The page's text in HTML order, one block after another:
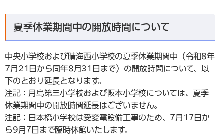
夏季休業期間中の開放時間について
中央小学校および晴海西小学校の夏季休業期間中（令和8年
7月21日から同年8月31日まで）の開放時間について、以
下のとおり延長となります。
注記：月島第三小学校および阪本小学校については、夏季
休業期間中の開放時間延長はございません。
注記：日本橋小学校は受変電設備工事のため、7月17日か
ら9月7日まで臨時休館いたします。